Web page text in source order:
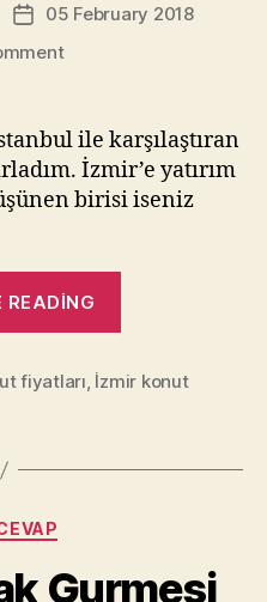
Post05 February 2018
on
RAPOR
İzmir’de
Konut
Kadar
Artar?
ile karşılaştıran
İzmir’e yatırım
birisi iseniz
READING
–
Kadar
fiyatları, İzmir konut
Gurmesi